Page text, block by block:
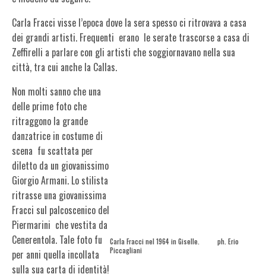
Carla Fracci visse l’epoca dove la sera spesso ci ritrovava a casa
dei grandi artisti. Frequenti erano le serate trascorse a casa di
Zeffirelli a parlare con gli artisti che soggiornavano nella sua
città, tra cui anche la Callas.
Carla Fracci nel 1964 in Giselle. ph. Erio
Piccagliani
Non molti sanno che una
delle prime foto che
ritraggono la grande
danzatrice in costume di
scena fu scattata per
diletto da un giovanissimo
Giorgio Armani. Lo stilista
ritrasse una giovanissima
Fracci sul palcoscenico del
Piermarini che vestita da
Cenerentola. Tale foto fu
per anni quella incollata
sulla sua carta di identità!